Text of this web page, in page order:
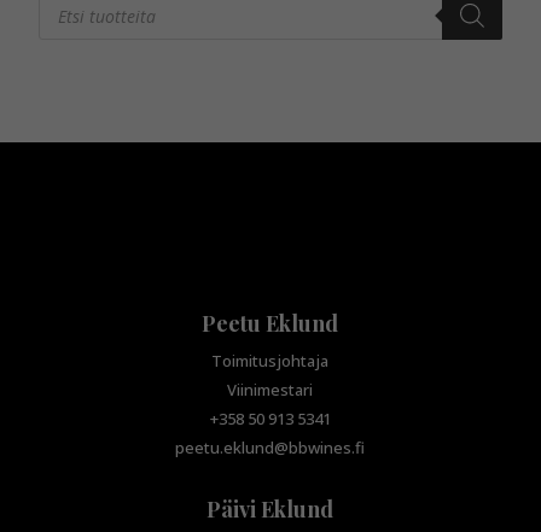
search
Peetu Eklund
Toimitusjohtaja
Viinimestari
+358 50 913 5341
peetu.eklund@bbwines.fi
Päivi Eklund